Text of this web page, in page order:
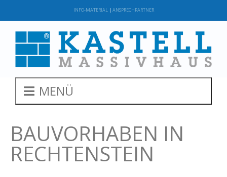
INFO-MATERIAL| ANSPRECHPARTNER
MENÜ
BAUVORHABEN IN
RECHTENSTEIN